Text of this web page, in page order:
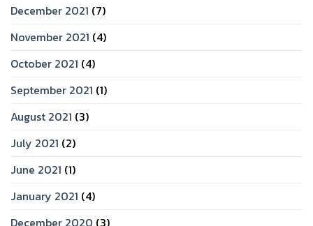
December 2021 (7)
November 2021 (4)
October 2021 (4)
September 2021 (1)
August 2021 (3)
July 2021 (2)
June 2021 (1)
January 2021 (4)
December 2020 (3)